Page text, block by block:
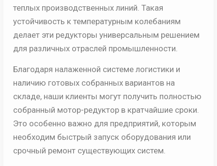
теплых производственных линий. Такая
устойчивость к температурным колебаниям
делает эти редукторы универсальным решением
для различных отраслей промышленности.
Благодаря налаженной системе логистики и
наличию готовых собранных вариантов на
складе, наши клиенты могут получить полностью
собранный мотор-редуктор в кратчайшие сроки.
Это особенно важно для предприятий, которым
необходим быстрый запуск оборудования или
срочный ремонт существующих систем.